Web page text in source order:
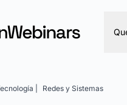
| Redes y Sistemas